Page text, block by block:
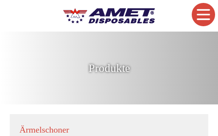
Produkte
Ärmelschoner